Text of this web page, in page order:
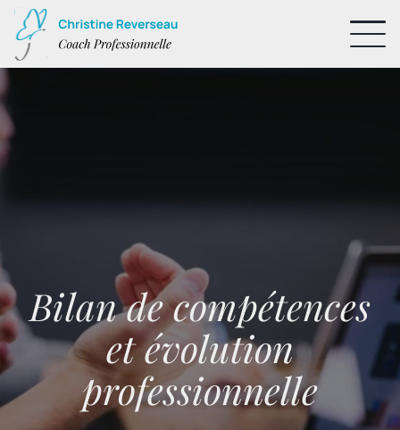
Bilan de compétences
et évolution
professionnelle